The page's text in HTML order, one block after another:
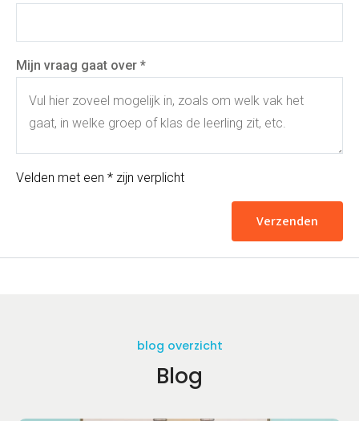
Over ons
FAQ
Scholen en
zorginstellingen
Download de App
Leerpotentie
Mijn vraag gaat over *
Velden met een * zijn verplicht
Verzenden
Blog
blog overzicht